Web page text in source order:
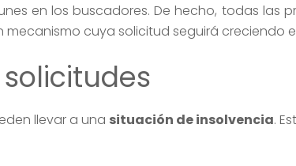
en los buscadores. De hecho, todas las
mecanismo cuya solicitud seguirá creciendo
llevar a una situación de insolvencia.